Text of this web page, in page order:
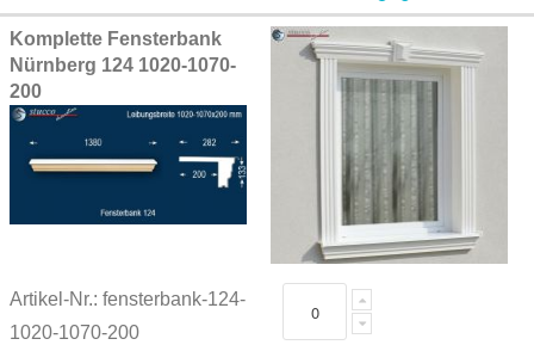
Komplette Fensterbank
Nürnberg 124 1020-1070-
200
Artikel-Nr.: fensterbank-124-
1020-1070-200